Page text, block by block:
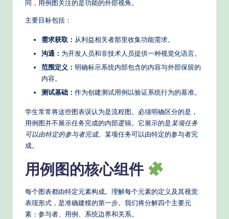
W
w
&
M
o
d
同，用例图关注的是功能的外部视角。
主要目标包括：
需求获取： 从利益相关者那里收集功能需求。
沟通： 为开发人员和非技术人员提供一种视觉化语言。
范围定义： 明确标示系统内部包含的内容与外部保留的
内容。
测试基础： 作为创建测试用例以验证系统行为的基准。
学生常常将这些图表误认为是流程图。必须明确区分的是，
用例图并不展示任务完成的内部逻辑。它展示的是某项任务
可以由特定的参与者完成。 某项任务可以由特定的参与者完
成。
用例图的核心组件
每个图表都由特定元素构成。理解每个元素的定义及其视觉
表现形式，是准确建模的第一步。我们将分解四个主要元
素：参与者、用例、系统边界和关系。